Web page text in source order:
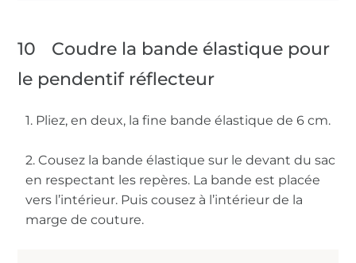
10
Coudre la bande élastique pour
le pendentif réflecteur
1. Pliez, en deux, la fine bande élastique de 6 cm.
2. Cousez la bande élastique sur le devant du sac
en respectant les repères. La bande est placée
vers l’intérieur. Puis cousez à l’intérieur de la
marge de couture.